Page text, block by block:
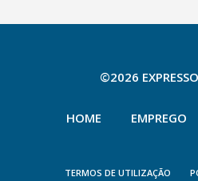
©2026
HOME EMPREGO
TERMOS DE UTILIZAÇÃO